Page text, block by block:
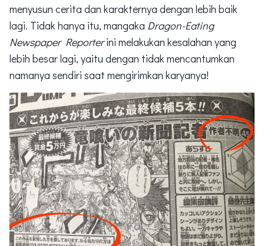
menyusun cerita dan karakternya dengan lebih baik
lagi. Tidak hanya itu, mangaka Dragon-Eating
Newspaper Reporterini melakukan kesalahan yang
lebih besar lagi, yaitu dengan tidak mencantumkan
namanya sendiri saat mengirimkan karyanya!